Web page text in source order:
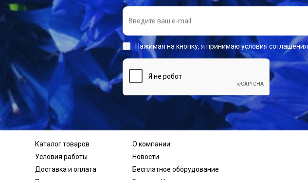
Нажимая на кнопку, я принимаю условия соглашения.
Каталог товаров
Условия работы
Доставка и оплата
О компании
Новости
Бесплатное оборудование